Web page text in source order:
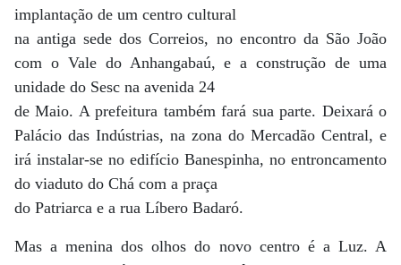
implantação de um centro cultural
na antiga sede dos Correios, no encontro da São João
com o Vale do Anhangabaú, e a construção de uma
unidade do Sesc na avenida 24
de Maio. A prefeitura também fará sua parte. Deixará o
Palácio das Indústrias, na zona do Mercadão Central, e
irá instalar-se no edifício Banespinha, no entroncamento
do viaduto do Chá com a praça
do Patriarca e a rua Líbero Badaró.
Mas a menina dos olhos do novo centro é a Luz. A